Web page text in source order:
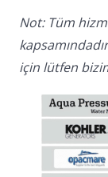
Not: Tüm
için lütfen